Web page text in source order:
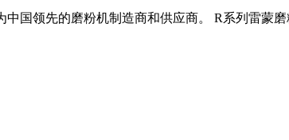
国领先的磨粉机制造商和供应商。 R系列雷蒙